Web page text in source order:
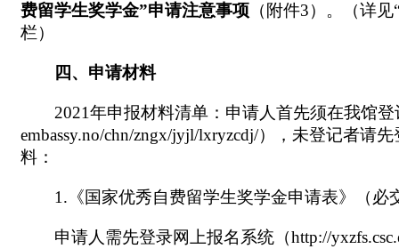
费留学生奖学金”申请注意事项 （附件3）。（详
栏）
四、申请材料
2021年申报材料清单：申请人首先须在我馆
embassy.no/chn/zngx/jyjl/lxryzcdj/），未登记者请
料：
1.《国家优秀自费留学生奖学金申请表》（必
申请人需先登录网上报名系统（http://